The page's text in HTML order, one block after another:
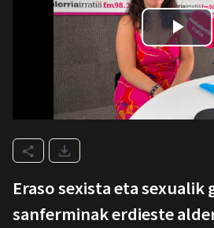
Eraso sexista eta sexualik
sanferminak erdieste